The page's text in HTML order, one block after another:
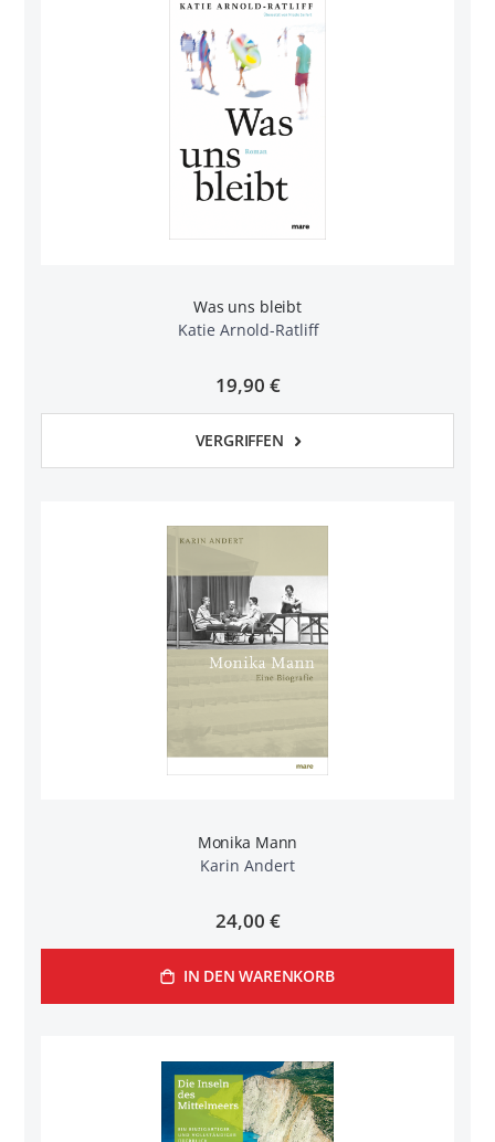
Was uns bleibt
Katie Arnold-Ratliff
19,90 €
VERGRIFFEN
Monika Mann
Karin Andert
24,00 €
IN DEN WARENKORB